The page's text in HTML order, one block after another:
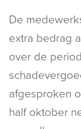
De
extra bedrag
over de
afgesproken
half oktober